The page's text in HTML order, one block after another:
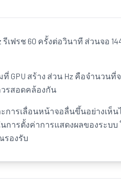
ฟรช 60 ครั้งต่อวินาที ส่วนจอ
GPU สร้าง ส่วน Hz คือจำนวนที่
วรสอดคล้องกัน
ละการเลื่อนหน้าจอลื่นขึ้นอย่างเห็น
การตั้งค่าการแสดงผลของระบบ
รองรับ